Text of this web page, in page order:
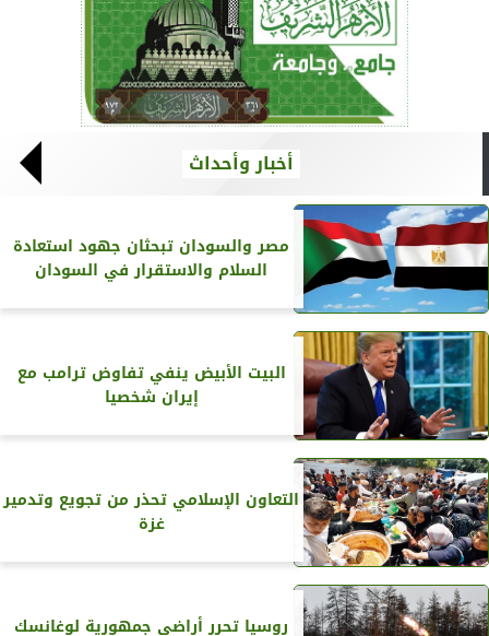
أخبار وأحداث
مصر والسودان تبحثان جهود استعادة
السلام والاستقرار في السودان
البيت الأبيض ينفي تفاوض ترامب مع
إيران شخصيا
التعاون الإسلامي تحذر من تجويع وتدمير
غزة
روسيا تحرر أراضي جمهورية لوغانسك